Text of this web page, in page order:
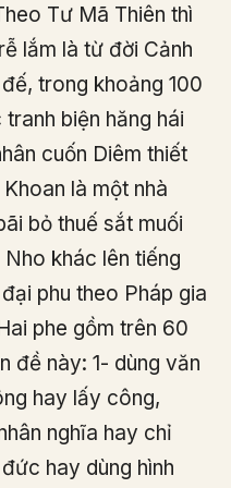
Tư Mã Thiên thì
lắm là từ đời Cảnh
trong khoảng 100
biện hăng hái
cuốn Diêm thiết
là một nhà
bỏ thuế sắt muối
khác lên tiếng
phu theo Pháp gia
phe gồm trên 60
đề này: 1- dùng văn
hay lấy công,
nghĩa hay chỉ
hay dùng hình